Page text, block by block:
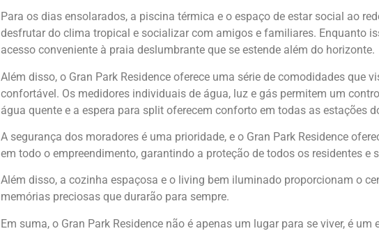
Para os dias ensolarados, a piscina térmica e o espaço de estar social ao
desfrutar do clima tropical e socializar com amigos e familiares. Enquanto
acesso conveniente à praia deslumbrante que se estende além do horizonte.
Além disso, o Gran Park Residence oferece uma série de comodidades que
confortável. Os medidores individuais de água, luz e gás permitem um
água quente e a espera para split oferecem conforto em todas as estações
A segurança dos moradores é uma prioridade, e o Gran Park Residence
em todo o empreendimento, garantindo a proteção de todos os residentes e
Além disso, a cozinha espaçosa e o living bem iluminado proporcionam o
memórias preciosas que durarão para sempre.
Em suma, o Gran Park Residence não é apenas um lugar para se viver, é